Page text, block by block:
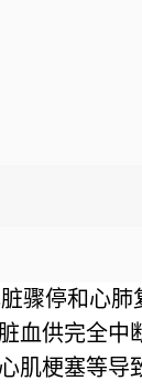
骤停和心肺
血供完全中
肌梗塞等导